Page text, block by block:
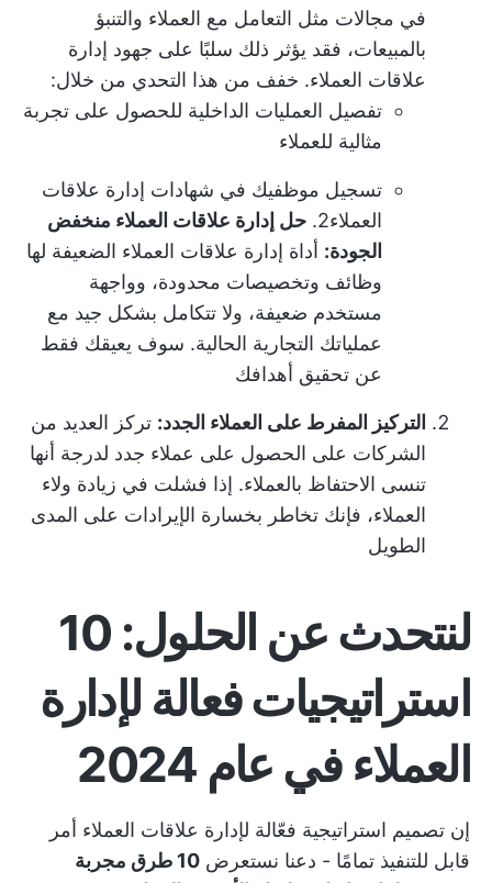
في مجالات مثل التعامل مع العملاء والتنبؤ
بالمبيعات، فقد يؤثر ذلك سلبًا على جهود إدارة
علاقات العملاء. خفف من هذا التحدي من خلال:
تفصيل العمليات الداخلية للحصول على تجربة
مثالية للعملاء
تسجيل موظفيك في شهادات إدارة علاقات
العملاء2. حل إدارة علاقات العملاء منخفض
الجودة: أداة إدارة علاقات العملاء الضعيفة لها
وظائف وتخصيصات محدودة، وواجهة
مستخدم ضعيفة، ولا تتكامل بشكل جيد مع
عملياتك التجارية الحالية. سوف يعيقك فقط
عن تحقيق أهدافك
التركيز المفرط على العملاء الجدد: تركز العديد من
الشركات على الحصول على عملاء جدد لدرجة أنها
تنسى الاحتفاظ بالعملاء. إذا فشلت في زيادة ولاء
العملاء، فإنك تخاطر بخسارة الإيرادات على المدى
الطويل
لنتحدث عن الحلول: 10
استراتيجيات فعالة لإدارة
العملاء في عام 2024
إن تصميم استراتيجية فعّالة لإدارة علاقات العملاء أمر
قابل للتنفيذ تمامًا - دعنا نستعرض
10 طرق مجربة